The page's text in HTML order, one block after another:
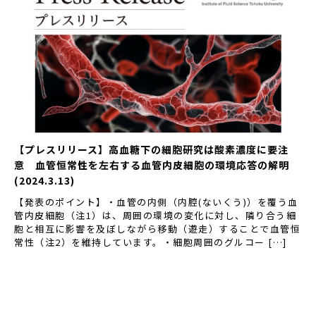
【プレスリリース】高血糖下の細胞研究は酸素濃度に要注
意 血管恒常性を左右する血管内皮細胞の環境応答の解明
(2024.3.13)
【発表のポイント】・血管の内側（内腔(ないくう)）を覆う血
管内皮細胞（注1）は、周囲の環境の変化に対し、隣り合う細
胞と相互に影響を及ぼしながら移動（遊走）することで血管恒
常性（注2）を維持しています。・細胞周囲のグルコー […]